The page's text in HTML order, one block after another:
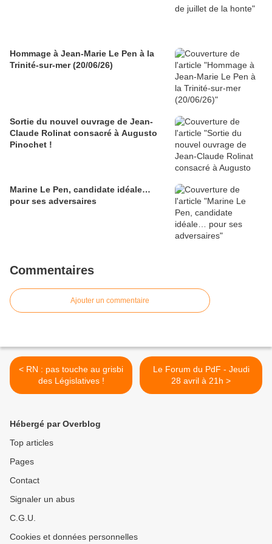
Hommage à Jean-Marie Le Pen à la
Trinité-sur-mer (20/06/26)
Sortie du nouvel ouvrage de Jean-
Claude Rolinat consacré à Augusto
Pinochet !
Marine Le Pen, candidate idéale…
pour ses adversaires
Commentaires
Ajouter un commentaire
< RN : pas touche au grisbi
des Législatives !
Le Forum du PdF - Jeudi
28 avril à 21h >
Hébergé par Overblog
Top articles
Pages
Contact
Signaler un abus
C.G.U.
Cookies et données personnelles